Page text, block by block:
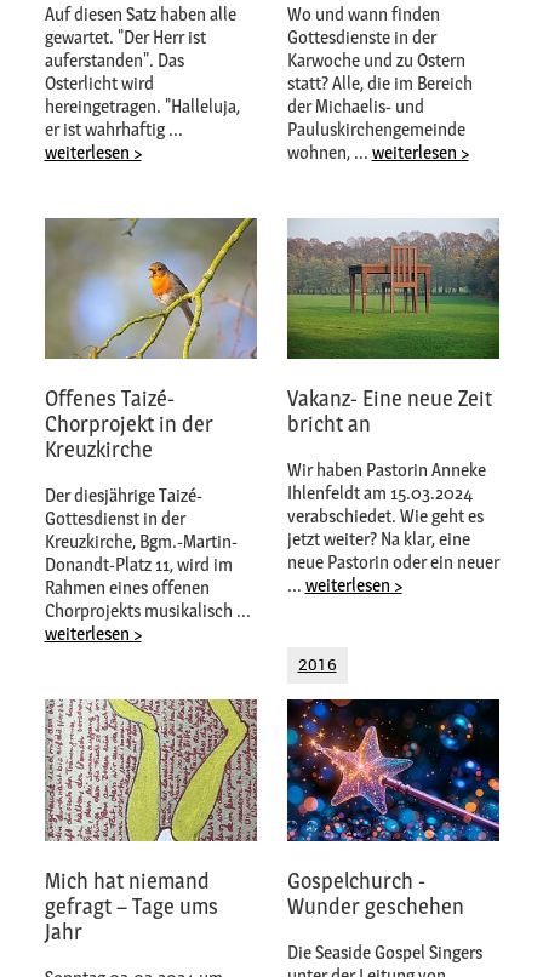
Auf diesen Satz haben alle
gewartet. "Der Herr ist
auferstanden". Das
Osterlicht wird
hereingetragen. "Halleluja,
er ist wahrhaftig ...
weiterlesen >
Wo und wann finden
Gottesdienste in der
Karwoche und zu Ostern
statt? Alle, die im Bereich
der Michaelis- und
Pauluskirchengemeinde
wohnen, ... weiterlesen >
Offenes Taizé-
Chorprojekt in der
Kreuzkirche
Der diesjährige Taizé-
Gottesdienst in der
Kreuzkirche, Bgm.-Martin-
Donandt-Platz 11, wird im
Rahmen eines offenen
Chorprojekts musikalisch ...
weiterlesen >
Vakanz- Eine neue Zeit
bricht an
Wir haben Pastorin Anneke
Ihlenfeldt am 15.03.2024
verabschiedet. Wie geht es
jetzt weiter? Na klar, eine
neue Pastorin oder ein neuer
... weiterlesen >
Mich hat niemand
gefragt – Tage ums
Jahr
Gospelchurch -
Wunder geschehen
Die Seaside Gospel Singers
2016